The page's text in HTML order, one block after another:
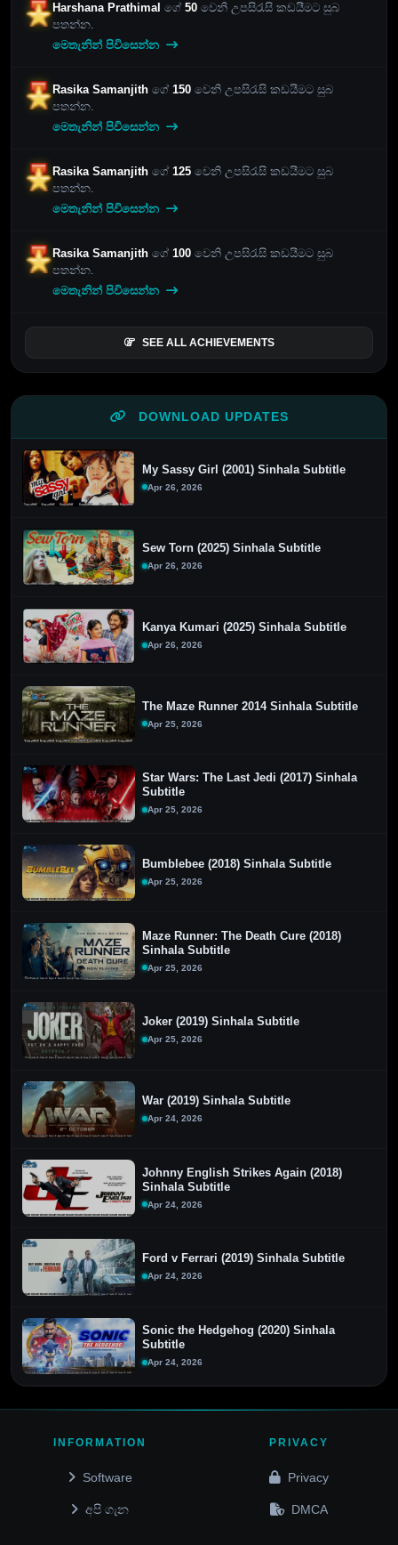
Harshana Prathimal ගේ 50වෙනි උපසිරැසි කඩයීමට සුබ
පතන්න.
මෙතැනින් පිවිසෙන්න
Rasika Samanjithගේ150 වෙනි උපසිරැසි කඩයීමට සුබ
පතන්න.
මෙතැනින් පිවිසෙන්න
Rasika Samanjithගේ125 වෙනි උපසිරැසි කඩයීමට සුබ
පතන්න.
මෙතැනින් පිවිසෙන්න
Rasika Samanjithගේ100 වෙනි උපසිරැසි කඩයීමට සුබ
පතන්න.
මෙතැනින් පිවිසෙන්න
SEE ALL ACHIEVEMENTS
DOWNLOAD UPDATES
My Sassy Girl (2001) Sinhala Subtitle
Apr 26, 2026
Sew Torn (2025) Sinhala Subtitle
Apr 26, 2026
Kanya Kumari (2025) Sinhala Subtitle
Apr 26, 2026
The Maze Runner 2014 Sinhala Subtitle
Apr 25, 2026
Star Wars: The Last Jedi (2017) Sinhala
Subtitle
Apr 25, 2026
Bumblebee (2018) Sinhala Subtitle
Apr 25, 2026
Maze Runner: The Death Cure (2018)
Sinhala Subtitle
Apr 25, 2026
Joker (2019) Sinhala Subtitle
Apr 25, 2026
War (2019) Sinhala Subtitle
Apr 24, 2026
Johnny English Strikes Again (2018)
Sinhala Subtitle
Apr 24, 2026
Ford v Ferrari (2019) Sinhala Subtitle
Apr 24, 2026
Sonic the Hedgehog (2020) Sinhala
Subtitle
Apr 24, 2026
INFORMATION
Software
අපි ගැන
PRIVACY
Privacy
DMCA